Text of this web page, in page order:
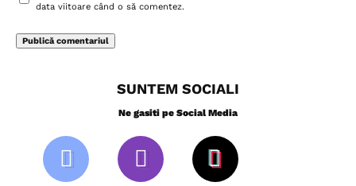
data viitoare când o să comentez.
SUNTEM SOCIALI
Ne gasiti pe Social Media